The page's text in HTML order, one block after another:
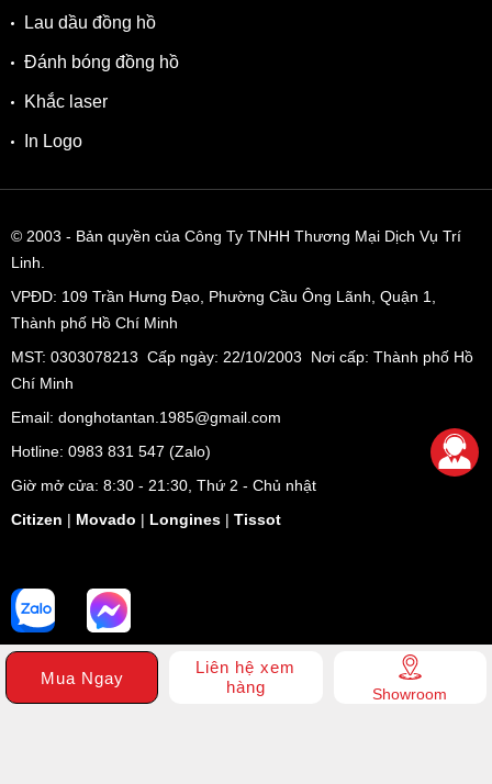
Mua Ngay
Liên hệ xem
hàng
Showroom
Lau dầu đồng hồ
Đánh bóng đồng hồ
Khắc laser
In Logo
© 2003 - Bản quyền của Công Ty TNHH Thương Mại Dịch Vụ Trí
Linh.
VPĐD: 109 Trần Hưng Đạo, Phường Cầu Ông Lãnh, Quận 1,
Thành phố Hồ Chí Minh
MST: 0303078213 Cấp ngày: 22/10/2003 Nơi cấp: Thành phố Hồ
Chí Minh
Email: donghotantan.1985@gmail.com
Hotline: 0983 831 547 (Zalo)
Giờ mở cửa: 8:30 - 21:30, Thứ 2 - Chủ nhật
Citizen | Movado | Longines | Tissot